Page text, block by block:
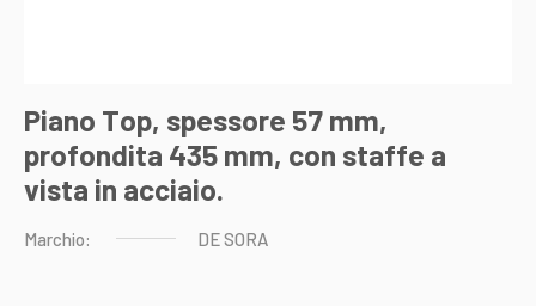
Piano Top, spessore 57 mm,
profondita 435 mm, con staffe a
vista in acciaio.
Marchio: DESORA